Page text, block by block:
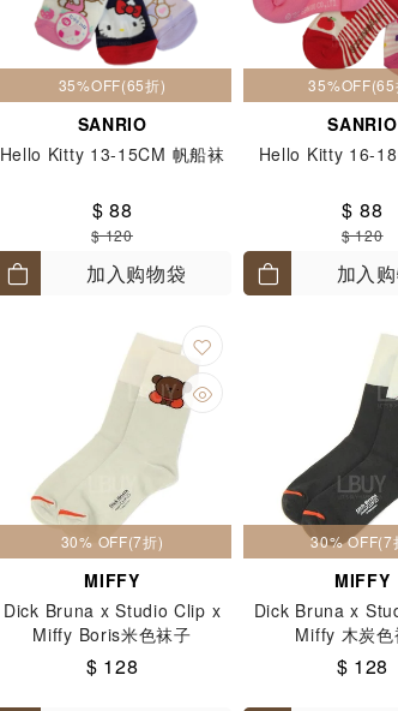
35%OFF(65折)
SANRIO
Hello Kitty 13-15CM 帆船袜
$ 88
$ 120
加入购物袋
SANRIO
Hello Kitty 16-
$ 88
$ 120
加入
30% OFF(7折)
MIFFY
Dick Bruna x Studio Clip x
Miffy Boris米色袜子
$ 128
30% OFF(7
MIFFY
Dick Bruna x
Miffy 木炭色
$ 128